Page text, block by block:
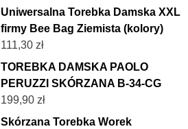
Uniwersalna Torebka Damska XXL
firmy Bee Bag Ziemista (kolory)
111,30 zł
TOREBKA DAMSKA PAOLO
PERUZZI SKÓRZANA B-34-CG
199,90 zł
Skórzana Torebka Worek